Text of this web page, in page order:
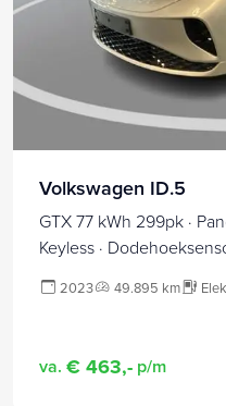
Volkswagen ID.5
GTX 77 kWh 299pk ·
Keyless ·
2023 49.895 km
va. € 463,- p/m